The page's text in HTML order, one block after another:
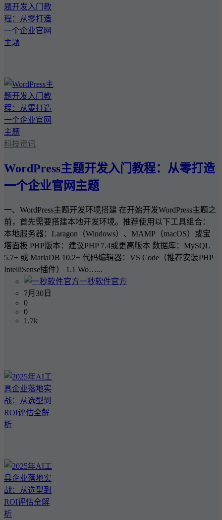
科技资讯
WordPress主题开发入门教程：从零打造
一个企业官网主题
一、WordPress主题开发环境搭建 在开始开发WordPress主题之
前，首先需要搭建本地开发环境。推荐使用以下工具组合：
本地服务器：Laragon（Windows）、MAMP（macOS）或宝
塔面板 PHP版本：建议PHP 7.4或更高版本 数据库：MySQL
5.7+ 或 MariaDB 10.2+ 代码编辑器：VS Code（推荐安装PHP
IntelliSense插件） 1.1 Wo…...
一秒软件官方
7月30日
0
0
1.7k